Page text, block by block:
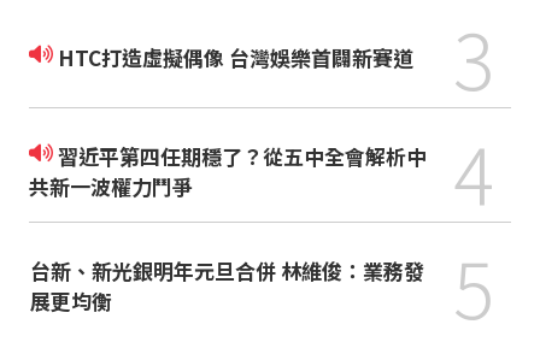
HTC打造虛擬偶像 台灣娛樂首闢新賽道 3
習近平第四任期穩了？從五中全會解析中
共新一波權力鬥爭
4
台新、新光銀明年元旦合併 林維俊：業務發
展更均衡
5